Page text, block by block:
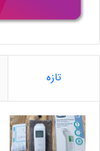
تازه